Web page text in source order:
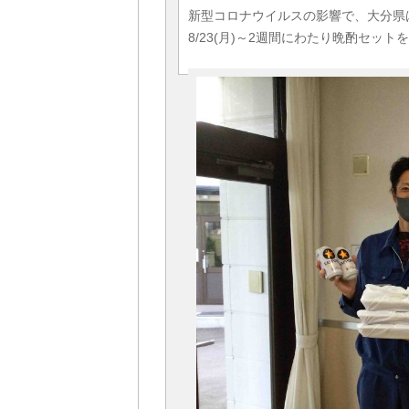
新型コロナウイルスの影響で、大分
8/23(月)～2週間にわたり晩酌セット